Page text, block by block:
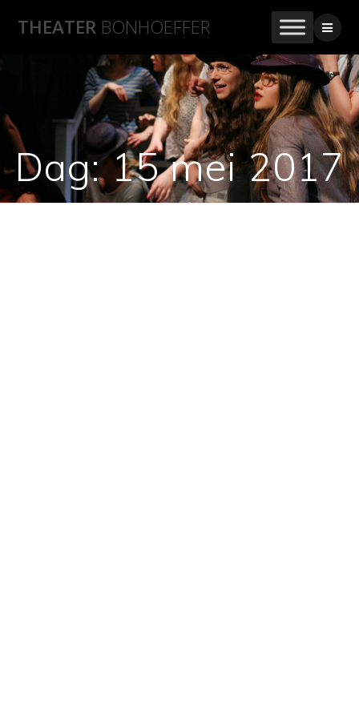
THEATER BONHOEFFER
Dag:15 mei 2017